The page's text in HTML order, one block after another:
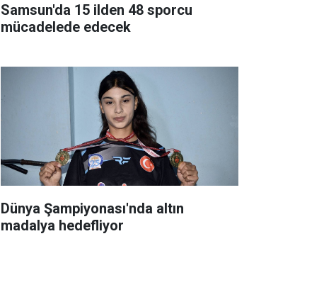
Samsun'da 15 ilden 48 sporcu
mücadelede edecek
Dünya Şampiyonası'nda altın
madalya hedefliyor